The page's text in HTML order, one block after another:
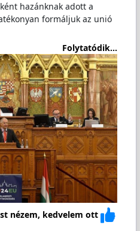
hazánknak adott a
formáljuk az unió
Folytatódik...
nézem, kedvelem ott